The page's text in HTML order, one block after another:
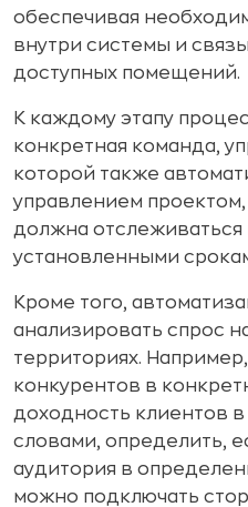
обеспечивая
внутри системы и
доступных помещений.
К каждому этапу
конкретная команда,
которой также
управлением
должна отслеживаться
установленными
Кроме того,
анализировать спрос
территориях.
конкурентов в
доходность клиентов
словами, определить,
аудитория в
можно подключать